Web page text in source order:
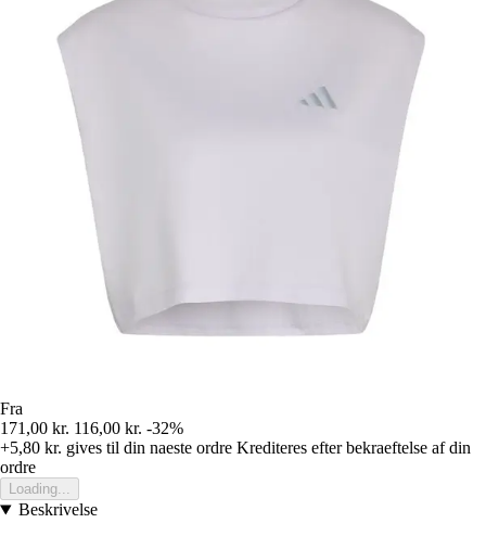
Fra
171,00 kr. 116,00 kr. -32%
+5,80 kr. gives til din naeste ordre Krediteres efter bekraeftelse af din
ordre
Loading...
Beskrivelse